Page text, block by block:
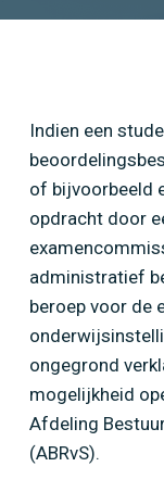
Home »
Indien een
of bijvoorbeeld
opdracht door
administratief
beroep voor de
ongegrond
mogelijkheid
Afdeling
(ABRvS).